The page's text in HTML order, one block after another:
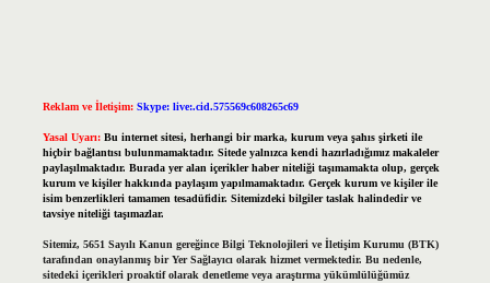
Reklam ve İletişim: Skype: live:.cid.575569c608265c69
Yasal Uyarı: Bu internet sitesi, herhangi bir marka, kurum veya şahıs şirketi ile
hiçbir bağlantısı bulunmamaktadır. Sitede yalnızca kendi hazırladığımız makaleler
paylaşılmaktadır. Burada yer alan içerikler haber niteliği taşımamakta olup, gerçek
kurum ve kişiler hakkında paylaşım yapılmamaktadır. Gerçek kurum ve kişiler ile
isim benzerlikleri tamamen tesadüfidir. Sitemizdeki bilgiler taslak halindedir ve
tavsiye niteliği taşımazlar.
Sitemiz, 5651 Sayılı Kanun gereğince Bilgi Teknolojileri ve İletişim Kurumu (BTK)
tarafından onaylanmış bir Yer Sağlayıcı olarak hizmet vermektedir. Bu nedenle,
sitedeki içerikleri proaktif olarak denetleme veya araştırma yükümlülüğümüz